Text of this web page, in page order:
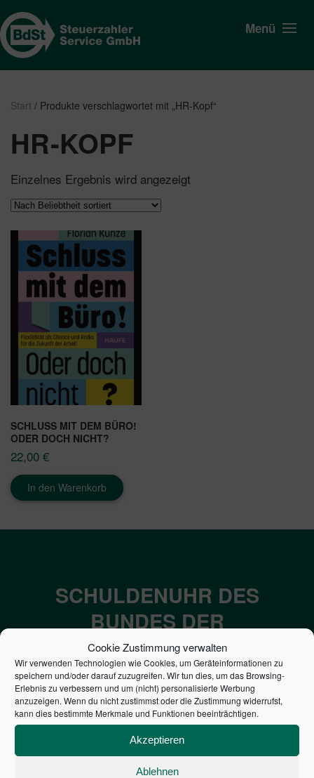
Cookie Zustimmung verwalten
Wir verwenden Technologien wie Cookies, um Geräteinformationen zu
speichern und/oder darauf zuzugreifen. Wir tun dies, um das Browsing-
Erlebnis zu verbessern und um (nicht) personalisierte Werbung
anzuzeigen. Wenn du nicht zustimmst oder die Zustimmung widerrufst,
kann dies bestimmte Merkmale und Funktionen beeinträchtigen.
Akzeptieren
Ablehnen
Menü
Start / Produkte verschlagwortet mit „HR-Kopf“
HR-KOPF
Einzelnes Ergebnis wird angezeigt
SCHLUSS MIT DEM BÜRO!
ODER DOCH NICHT?
22,00 €
In den Warenkorb
SCHULDENUHR DES
BUNDES DER
STEUERZAHLER
7,052€
NEUVERSCHULDUNG